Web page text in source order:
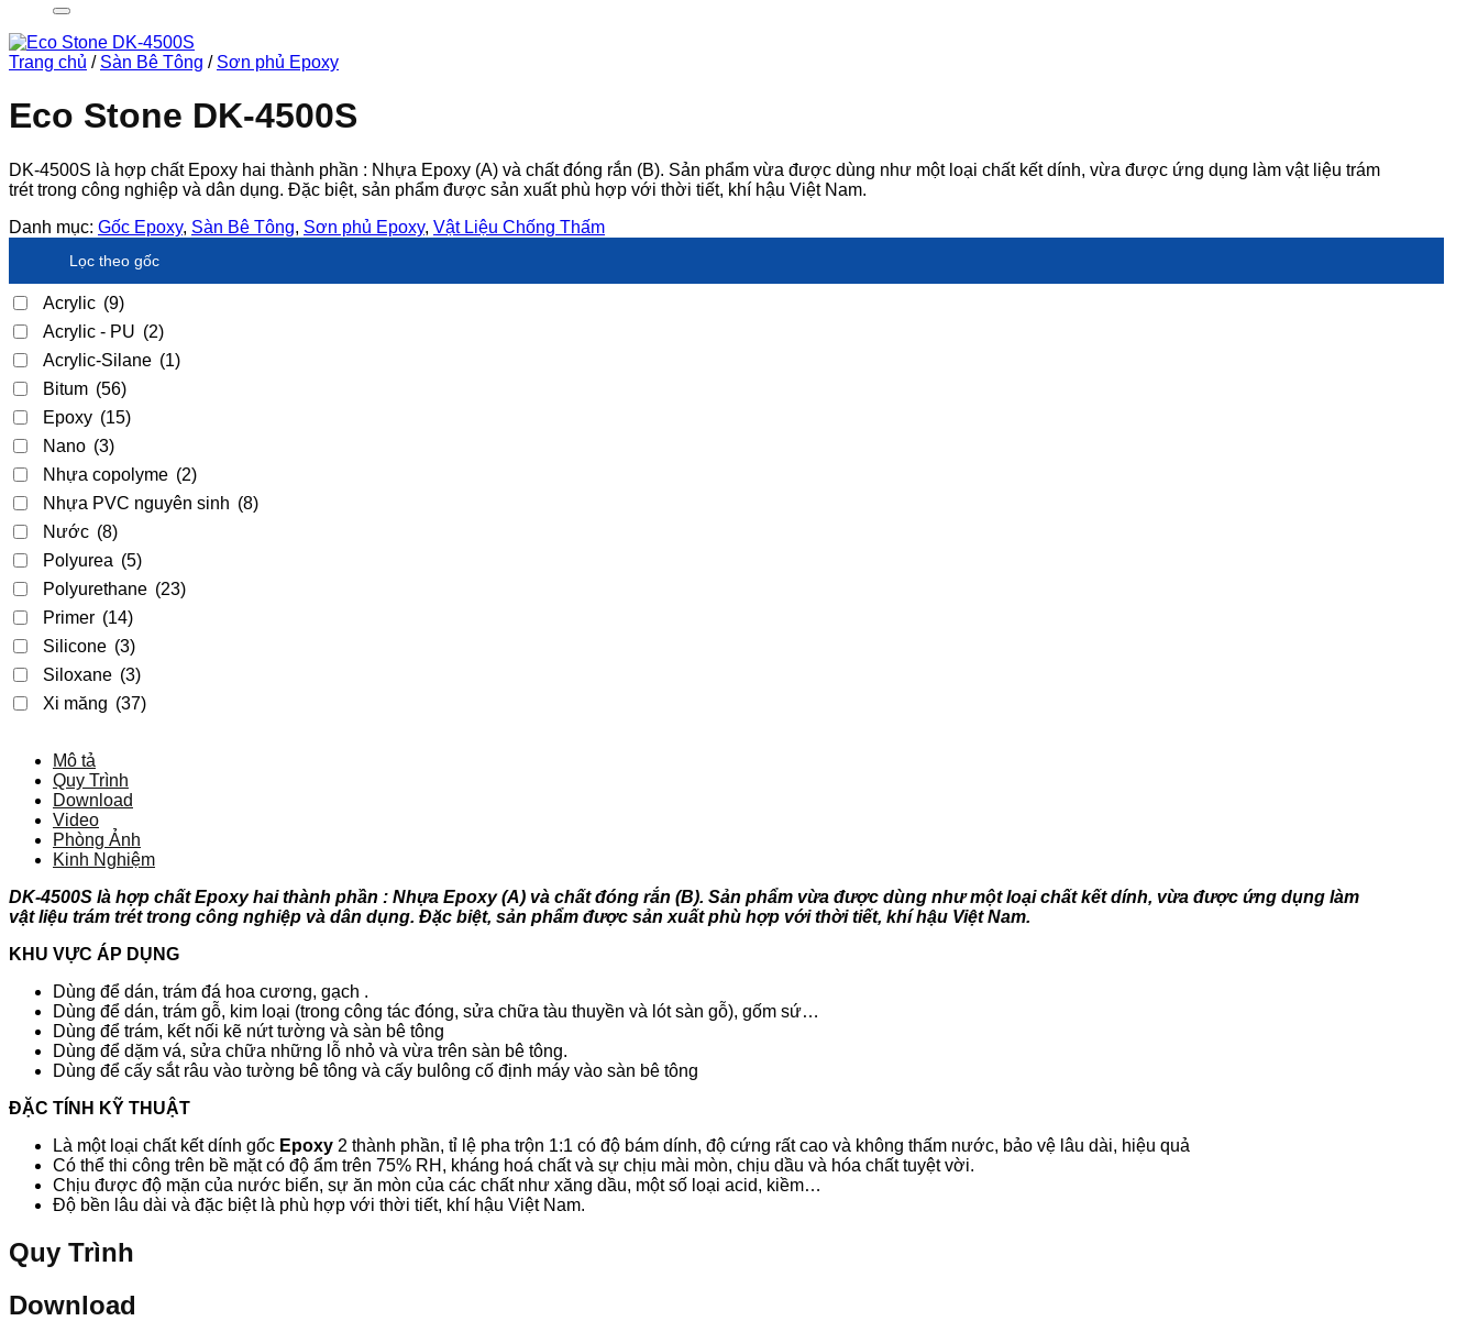
Trang chủ / Sàn Bê Tông / Sơn phủ Epoxy
Eco Stone DK-4500S
DK-4500S là hợp chất Epoxy hai thành phần : Nhựa Epoxy (A) và chất đóng rắn (B). Sản phẩm vừa được dùng như một loại chất kết dính, vừa được ứng dụng làm vật liệu trám
trét trong công nghiệp và dân dụng. Đặc biệt, sản phẩm được sản xuất phù hợp với thời tiết, khí hậu Việt Nam.
Danh mục: Gốc Epoxy, Sàn Bê Tông, Sơn phủ Epoxy, Vật Liệu Chống Thấm
Lọc theo gốc
Acrylic (9)
Acrylic - PU (2)
Acrylic-Silane (1)
Bitum (56)
Epoxy (15)
Nano (3)
Nhựa copolyme (2)
Nhựa PVC nguyên sinh (8)
Nước (8)
Polyurea (5)
Polyurethane (23)
Primer (14)
Silicone (3)
Siloxane (3)
Xi măng (37)
Mô tả
Quy Trình
Download
Video
Phòng Ảnh
Kinh Nghiệm
DK-4500S là hợp chất Epoxy hai thành phần : Nhựa Epoxy (A) và chất đóng rắn (B). Sản phẩm vừa được dùng như một loại chất kết dính, vừa được ứng dụng làm
vật liệu trám trét trong công nghiệp và dân dụng. Đặc biệt, sản phẩm được sản xuất phù hợp với thời tiết, khí hậu Việt Nam.
KHU VỰC ÁP DỤNG
Dùng để dán, trám đá hoa cương, gạch .
Dùng để dán, trám gỗ, kim loại (trong công tác đóng, sửa chữa tàu thuyền và lót sàn gỗ), gốm sứ…
Dùng để trám, kết nối kẽ nứt tường và sàn bê tông
Dùng để dặm vá, sửa chữa những lỗ nhỏ và vừa trên sàn bê tông.
Dùng để cấy sắt râu vào tường bê tông và cấy bulông cố định máy vào sàn bê tông
ĐẶC TÍNH KỸ THUẬT
Là một loại chất kết dính gốc Epoxy 2 thành phần, tỉ lệ pha trộn 1:1 có độ bám dính, độ cứng rất cao và không thấm nước, bảo vệ lâu dài, hiệu quả
Có thể thi công trên bề mặt có độ ẩm trên 75% RH, kháng hoá chất và sự chịu mài mòn, chịu dầu và hóa chất tuyệt vời.
Chịu được độ mặn của nước biển, sự ăn mòn của các chất như xăng dầu, một số loại acid, kiềm…
Độ bền lâu dài và đặc biệt là phù hợp với thời tiết, khí hậu Việt Nam.
Quy Trình
Download